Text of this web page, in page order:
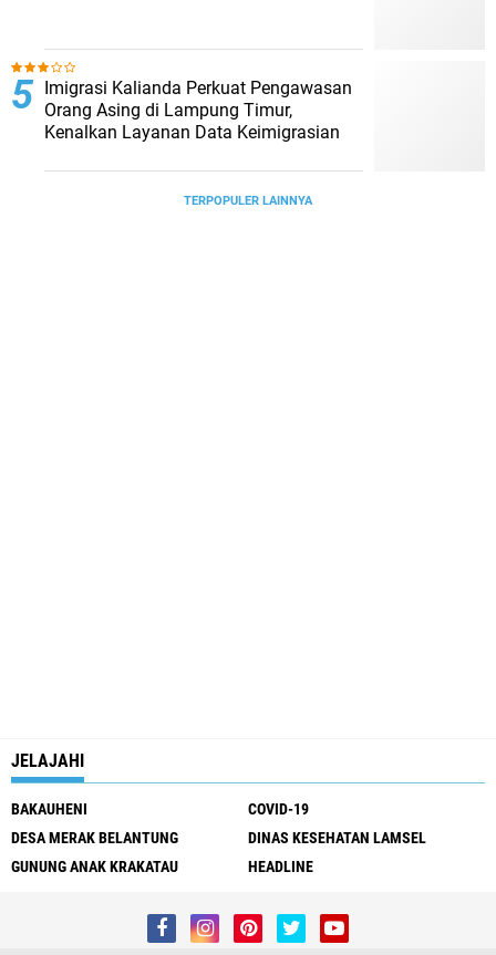
Imigrasi Kalianda Perkuat Pengawasan
Orang Asing di Lampung Timur,
Kenalkan Layanan Data Keimigrasian
TERPOPULER LAINNYA
JELAJAHI
BAKAUHENI
COVID-19
DESA MERAK BELANTUNG
DINAS KESEHATAN LAMSEL
GUNUNG ANAK KRAKATAU
HEADLINE